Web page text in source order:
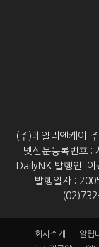
(주)데일리엔케이
넷신문등록번호 :
DailyNK 발행인:
발행일자 :
회사소개 알립